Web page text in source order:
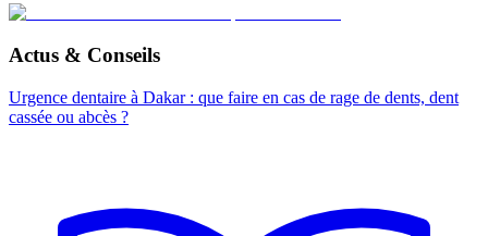
Actus & Conseils
Urgence dentaire à Dakar : que faire en cas de rage de dents, dent
cassée ou abcès ?